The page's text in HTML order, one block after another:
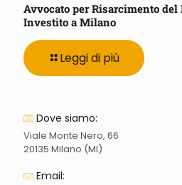
Avvocato per Risarcimento del
Investito a Milano
Leggi di più
Dove siamo:
Viale Monte Nero, 66
20135 Milano (MI)
Email: